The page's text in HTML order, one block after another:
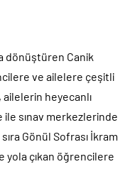
dönüştüren Canik
ve ailelere çeşitli
heyecanlı
ile sınav merkezlerinde
Gönül Sofrası İkram
yola çıkan öğrencilere